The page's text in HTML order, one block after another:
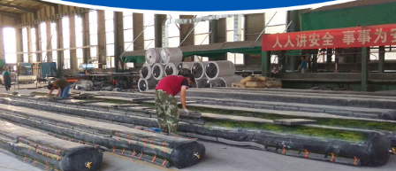
200*25米圆形桥梁气囊 390*14米的圆形充气芯
模